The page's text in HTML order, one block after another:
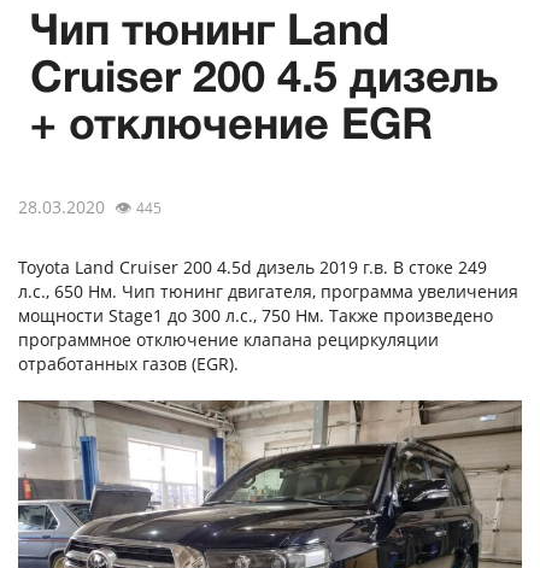
Чип тюнинг Land
Cruiser 200 4.5 дизель
+ отключение EGR
28.03.2020 👁 445
Toyota Land Cruiser 200 4.5d дизель 2019 г.в. В стоке 249
л.с., 650 Нм. Чип тюнинг двигателя, программа увеличения
мощности Stage1 до 300 л.с., 750 Нм. Также произведено
программное отключение клапана рециркуляции
отработанных газов (EGR).